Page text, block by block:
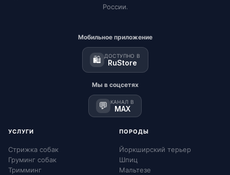
России.
Мобильное приложение
🛍️ ДОСТУПНО В
RuStore
Мы в соцсетях
💬 КАНАЛ В
MAX
УСЛУГИ
Стрижка собак
Груминг собак
Тримминг
ПОРОДЫ
Йоркширский терьер
Шпиц
Мальтезе